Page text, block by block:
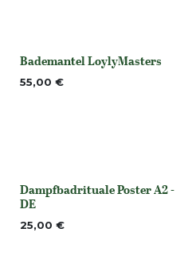
None
Bademantel LoylyMasters
55,00 €
None
Dampfbadrituale Poster A2 -
DE
25,00 €